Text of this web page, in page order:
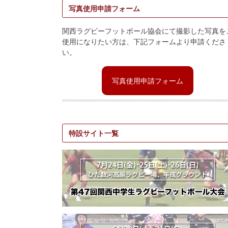
写真使用申請フォーム
関西ラグビーフットボール協会にて撮影した写真を
使用になりたい方は、下記フォームより申請くださ
い。
写真使用申請フォーム
特設サイト一覧